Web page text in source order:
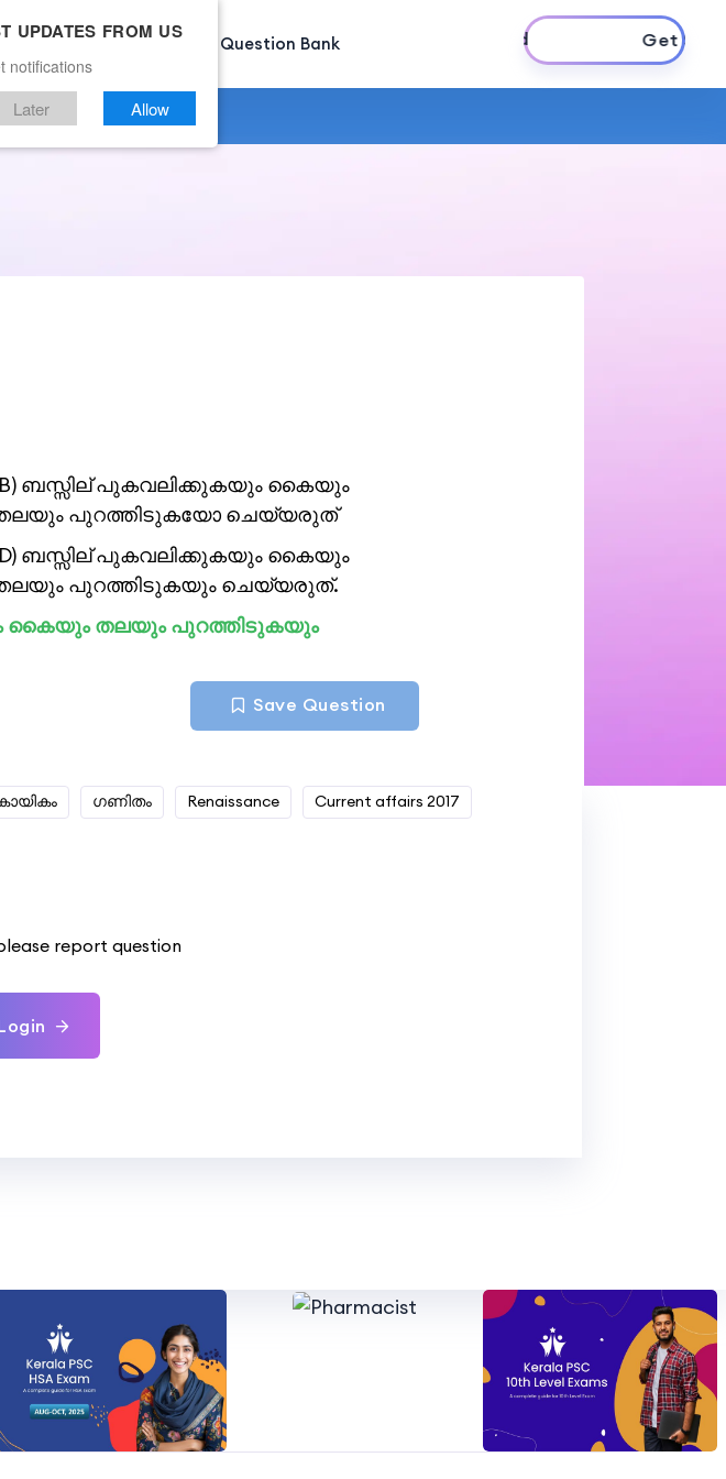
Mock Test Question Bank
ബസ്സില് പുകവലിക്കുകയും കൈയും
പുറത്തിടുകയോ ചെയ്യരുത്
ബസ്സില് പുകവലിക്കുകയും കൈയും
പുറത്തിടുകയും ചെയ്യരുത്.
കൈയും തലയും പുറത്തിടുകയും
Save Question
ഗണിതം Renaissance Current affairs 2017
report question
UPDATES FROM US
notifications
Later Allow